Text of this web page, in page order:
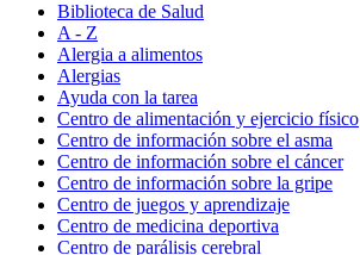
Biblioteca de Salud
A - Z
Alergia a alimentos
Alergias
Ayuda con la tarea
Centro de alimentación y ejercicio físico
Centro de información sobre el asma
Centro de información sobre el cáncer
Centro de información sobre la gripe
Centro de juegos y aprendizaje
Centro de medicina deportiva
Centro de parálisis cerebral